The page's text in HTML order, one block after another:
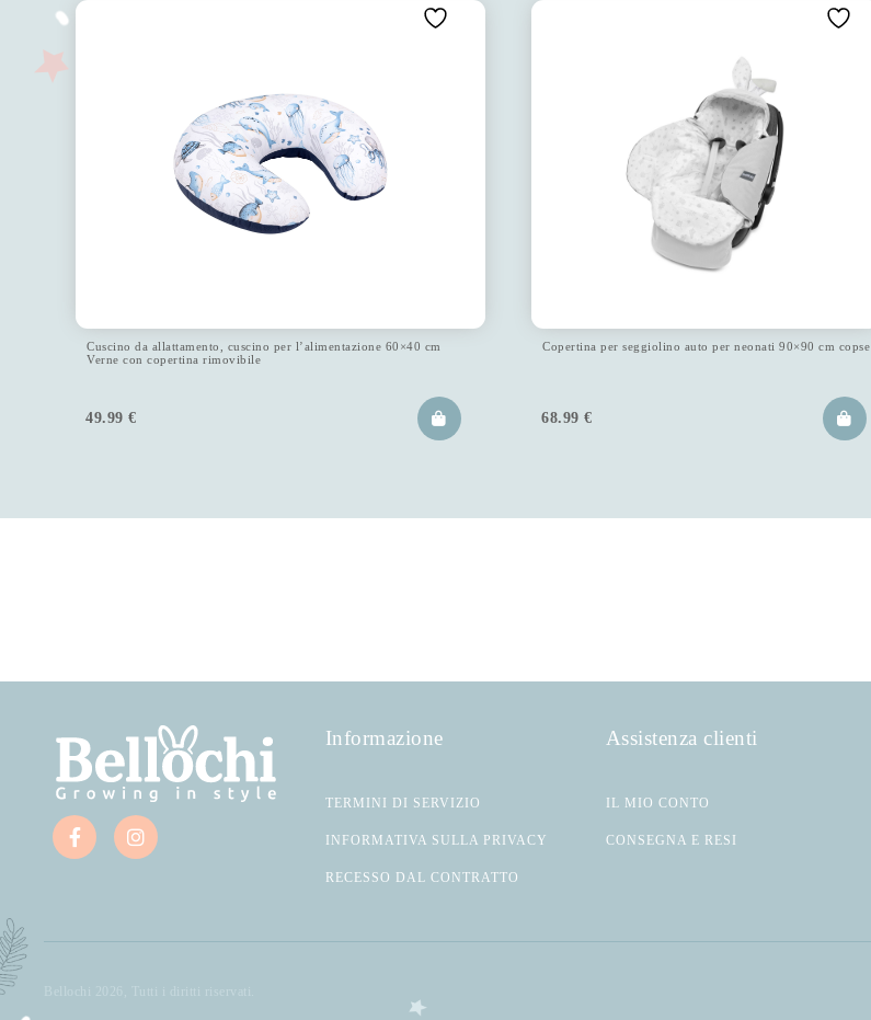
Cuscino da allattamento, cuscino per l’alimentazione 60×40 cm
Verne con copertina rimovibile
49.99 €
Copertina per seggiolino auto per neonati 90×90 cm copse
68.99 €
Informazione
TERMINI DI SERVIZIO
INFORMATIVA SULLA PRIVACY
RECESSO DAL CONTRATTO
Assistenza clienti
IL MIO CONTO
CONSEGNA E RESI